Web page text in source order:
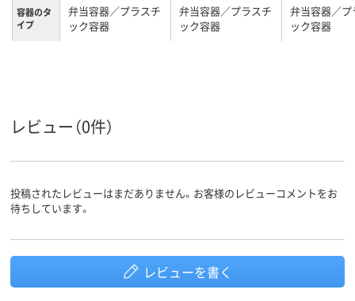
容器のタ
イプ
弁当容器／プラスチ
ック容器
弁当容器／プラスチ
ック容器
弁当容器／プ
ック容器
レビュー（0件）
投稿されたレビューはまだありません。お客様のレビューコメントをお
待ちしています。
レビューを書く